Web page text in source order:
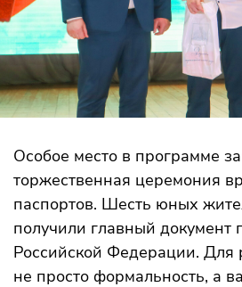
Особое место в программе
торжественная церемония
паспортов. Шесть юных
получили главный документ
Российской Федерации. Для
не просто формальность, а